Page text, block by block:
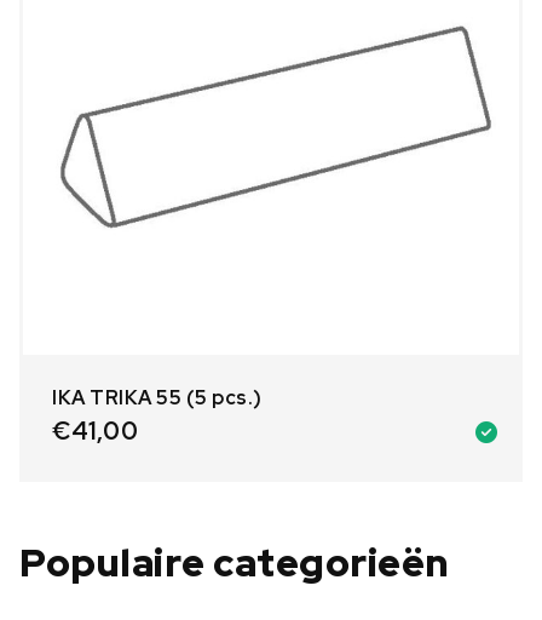
IKA TRIKA 55 (5 pcs.)
€41,00
Populaire categorieën